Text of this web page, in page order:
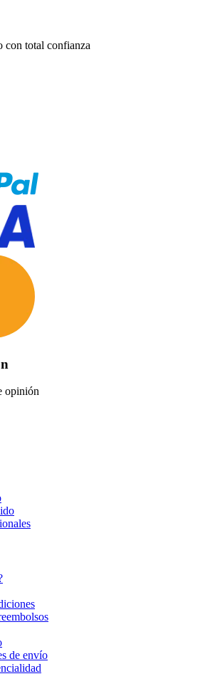
con total confianza
opinión
de envío